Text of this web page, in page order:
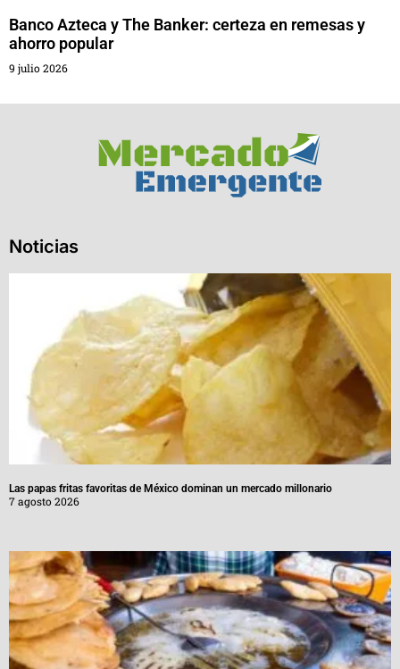
Banco Azteca y The Banker: certeza en remesas y
ahorro popular
9 julio 2026
Noticias
Las papas fritas favoritas de México dominan un mercado millonario
7 agosto 2026